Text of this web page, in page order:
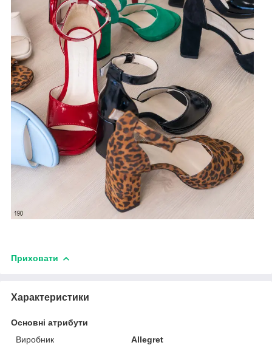
Приховати
Характеристики
Основні атрибути
Виробник
Allegret